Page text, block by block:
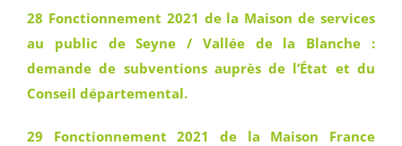
28 Fonctionnement 2021 de la Maison de services
au public de Seyne / Vallée de la Blanche :
demande de subventions auprès de l’État et du
Conseil départemental.
29 Fonctionnement 2021 de la Maison France